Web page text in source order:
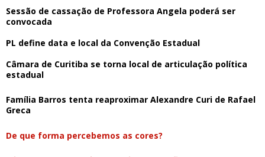
Sessão de cassação de Professora Angela poderá ser
convocada
PL define data e local da Convenção Estadual
Câmara de Curitiba se torna local de articulação política
estadual
Família Barros tenta reaproximar Alexandre Curi de Rafael
Greca
De que forma percebemos as cores?